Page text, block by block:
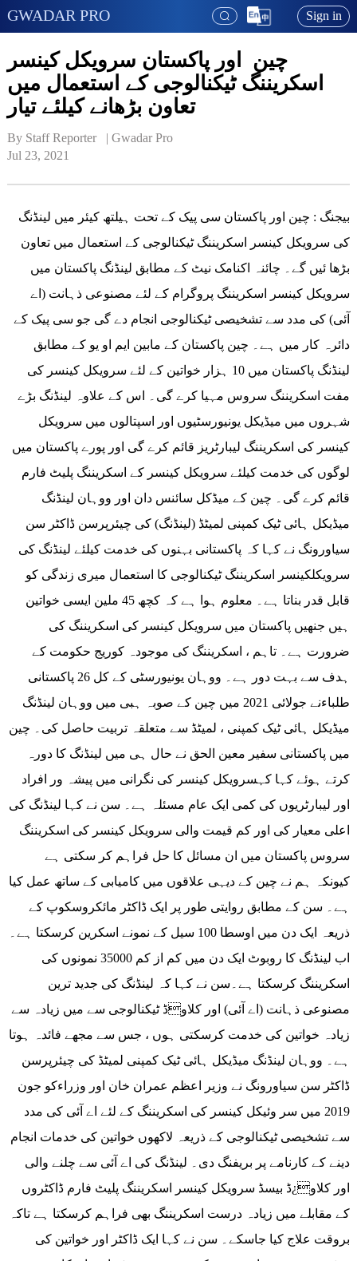
GWADAR PRO Sign in
چین اور پاکستان سرویکل کینسر
اسکریننگ ٹیکنالوجی کے استعمال میں
تعاون بڑھانے کیلئے تیار
By Staff Reporter   | Gwadar Pro
Jul 23, 2021
بیجنگ : چین اور پاکستان سی پیک کے تحت ہیلتھ کیئر میں لینڈنگ
کی سرویکل کینسر اسکریننگ ٹیکنالوجی کے استعمال میں تعاون
بڑھا ئیں گے۔ چائنہ اکنامک نیٹ کے مطابق لینڈنگ پاکستان میں
سرویکل کینسر اسکریننگ پروگرام کے لئے مصنوعی ذہانت (اے
آئی) کی مدد سے تشخیصی ٹیکنالوجی انجام دے گی جو سی پیک کے
دائرہ کار میں ہے۔ چین پاکستان کے مابین ایم او یو کے مطابق
لینڈنگ پاکستان میں 10 ہزار خواتین کے لئے سرویکل کینسر کی
مفت اسکریننگ سروس مہیا کرے گی۔ اس کے علاوہ لینڈنگ بڑے
شہروں میں میڈیکل یونیورسٹیوں اور اسپتالوں میں سرویکل
کینسر کی اسکریننگ لیبارٹریز قائم کرے گی اور پورے پاکستان میں
لوگوں کی خدمت کیلئے سرویکل کینسر کے اسکریننگ پلیٹ فارم
قائم کرے گی۔ چین کے میڈکل سائنس دان اور ووہان لینڈنگ
میڈیکل ہائی ٹیک کمپنی لمیٹڈ (لینڈنگ) کی چیئرپرسن ڈاکٹر سن
سیاورونگ نے کہا کہ پاکستانی بہنوں کی خدمت کیلئے لینڈنگ کی
سرویکلکینسر اسکریننگ ٹیکنالوجی کا استعمال میری زندگی کو
قابل قدر بناتا ہے۔ معلوم ہوا ہے کہ کچھ 45 ملین ایسی خواتین
ہیں جنھیں پاکستان میں سرویکل کینسر کی اسکریننگ کی
ضرورت ہے۔ تاہم ، اسکریننگ کی موجودہ کوریج حکومت کے
ہدف سے بہت دور ہے۔ ووہان یونیورسٹی کے کل 26 پاکستانی
طلباءنے جولائی 2021 میں چین کے صوبہ ہبی میں ووہان لینڈنگ
میڈیکل ہائی ٹیک کمپنی ، لمیٹڈ سے متعلقہ تربیت حاصل کی۔ چین
میں پاکستانی سفیر معین الحق نے حال ہی میں لینڈنگ کا دورہ
کرتے ہوئے کہا کہسرویکل کینسر کی نگرانی میں پیشہ ور افراد
اور لیبارٹریوں کی کمی ایک عام مسئلہ ہے۔ سن نے کہا لینڈنگ کی
اعلی معیار کی اور کم قیمت والی سرویکل کینسر کی اسکریننگ
سروس پاکستان میں ان مسائل کا حل فراہم کر سکتی ہے
کیونکہ ہم نے چین کے دیہی علاقوں میں کامیابی کے ساتھ عمل کیا
ہے۔ سن کے مطابق روایتی طور پر ایک ڈاکٹر مائکروسکوپ کے
ذریعہ ایک دن میں اوسطا 100 سیل کے نمونے اسکرین کرسکتا ہے۔
اب لینڈنگ کا روبوٹ ایک دن میں کم از کم 35000 نمونوں کی
اسکریننگ کرسکتا ہے۔سن نے کہا کہ لینڈنگ کی جدید ترین
مصنوعی ذہانت (اے آئی) اور کلاوڈ ٹیکنالوجی سے میں زیادہ سے
زیادہ خواتین کی خدمت کرسکتی ہوں ، جس سے مجھے فائدہ ہوتا
ہے۔ ووہان لینڈنگ میڈیکل ہائی ٹیک کمپنی لمیٹڈ کی چیئرپرسن
ڈاکٹر سن سیاورونگ نے وزیر اعظم عمران خان اور وزراءکو جون
2019 میں سر وئیکل کینسر کی اسکریننگ کے لئے اے آئی کی مدد
سے تشخیصی ٹیکنالوجی کے ذریعہ لاکھوں خواتین کی خدمات انجام
دینے کے کارنامے پر بریفنگ دی۔ لینڈنگ کی اے آئی سے چلنے والی
اور کلاو¿ڈ بیسڈ سرویکل کینسر اسکریننگ پلیٹ فارم ڈاکٹروں
کے مقابلے میں زیادہ درست اسکریننگ بھی فراہم کرسکتا ہے تاکہ
بروقت علاج کیا جاسکے۔ سن نے کہا ایک ڈاکٹر اور خواتین کی